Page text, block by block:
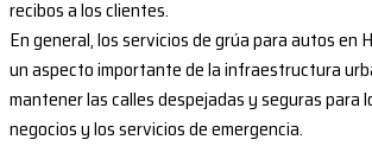
recibos a los clientes.
En general, los servicios de grúa para autos en
un aspecto importante de la infraestructura
mantener las calles despejadas y seguras para
negocios y los servicios de emergencia.